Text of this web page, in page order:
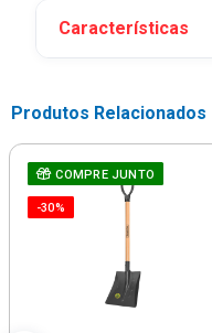
Características
Produtos Relacionados
COMPRE JUNTO
-30%